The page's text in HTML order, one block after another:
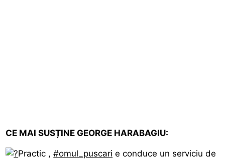
CE MAI SUSȚINE GEORGE HARABAGIU:
Practic ,#omul_puscari e conduce un serviciu de